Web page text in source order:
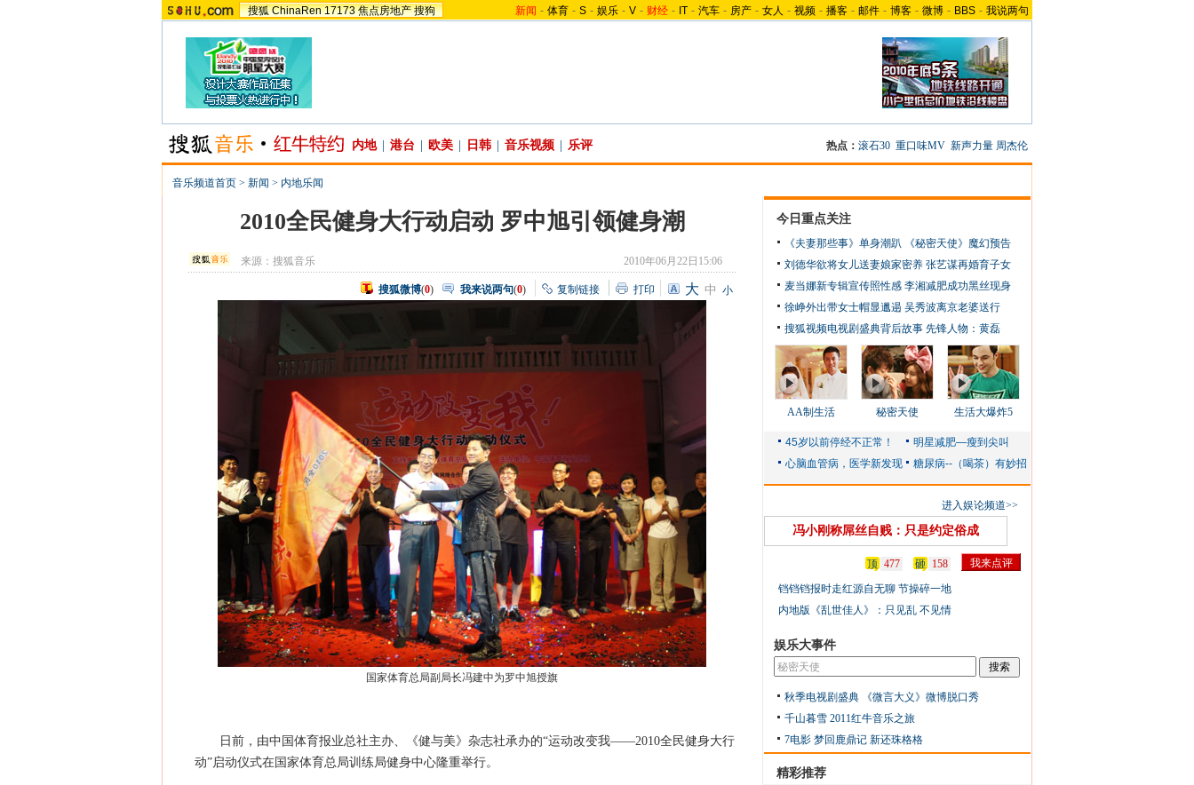
搜狐 ChinaRen 17173 焦点房地产 搜狗 新闻 - 体育 - S - 娱乐 - V - 财经 - IT - 汽车 - 房产 - 女人 - 视频 - 播客 - 邮件 - 博客 - 微博 - BBS - 我说两句
内地 港台 欧美 日韩 音乐视频 乐评 热点： 滚石30 重口味MV 新声力量 周杰伦
音乐频道首页 > 新闻 > 内地乐闻
2010全民健身大行动启动 罗中旭引领健身潮
来源：搜狐音乐 2010年06月22日15:06
搜狐微博(0) 我来说两句(0) 复制链接 打印 大 中 小
国家体育总局副局长冯建中为罗中旭授旗
日前，由中国体育报业总社主办、《健与美》杂志社承办的“运动改变我——2010全民健身大行
动”启动仪式在国家体育总局训练局健身中心隆重举行。
今日重点关注
《夫妻那些事》单身潮趴
《秘密天使》魔幻预告
刘德华欲将女儿送妻娘家密养 张艺谋再婚育子女
麦当娜新专辑宣传照性感 李湘减肥成功黑丝现身
徐峥外出带女士帽显邋遢 吴秀波离京老婆送行
搜狐视频电视剧盛典背后故事 先锋人物：黄磊
AA制生活 秘密天使 生活大爆炸5
进入娱论频道>>
冯小刚称屌丝自贱：只是约定俗成
顶 477 砸
158
铛铛铛报时走红源自无聊 节操碎一地
内地版《乱世佳人》：只见乱 不见情
娱乐大事件
秋季电视剧盛典
《微言大义》微博脱口秀
千山暮雪 2011红牛音乐之旅
7电影 梦回鹿鼎记 新还珠格格
精彩推荐